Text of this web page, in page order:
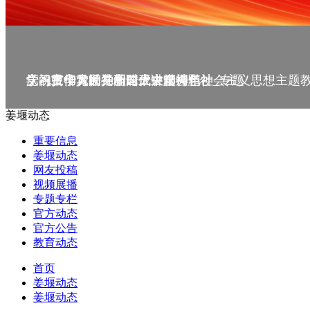
庆祝中华人民共和国成立75周年
学习贯彻党的二十届三中全会精神_专题
党的二十大精神理论大讲堂--理论
学习宣传贯彻党的二十大精神
学习贯彻习近平新时代中国特色社会主义思想主题
姜堰动态
重要信息
姜堰动态
网友投稿
视频展播
专题专栏
官方动态
官方公告
教育动态
首页
姜堰动态
姜堰动态